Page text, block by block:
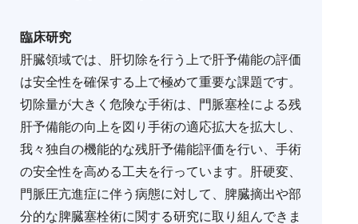
臨床研究
肝臓領域では、肝切除を行う上で肝予備能の評価
は安全性を確保する上で極めて重要な課題です。
切除量が大きく危険な手術は、門脈塞栓による残
肝予備能の向上を図り手術の適応拡大を拡大し、
我々独自の機能的な残肝予備能評価を行い、手術
の安全性を高める工夫を行っています。肝硬変、
門脈圧亢進症に伴う病態に対して、脾臓摘出や部
分的な脾臓塞栓術に関する研究に取り組んできま